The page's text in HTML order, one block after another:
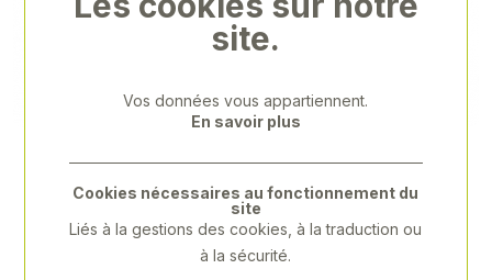
Previous
site.
Vos données vous appartiennent.
En savoir plus
Cookies nécessaires au fonctionnement du
site
Liés à la gestions des cookies, à la traduction ou
à la sécurité.